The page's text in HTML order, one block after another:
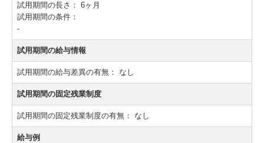
試用期間の長さ： 6ヶ月
試用期間の条件：
-
試用期間の給与情報
試用期間の給与差異の有無： なし
試用期間の固定残業制度
試用期間の固定残業制度の有無： なし
給与例